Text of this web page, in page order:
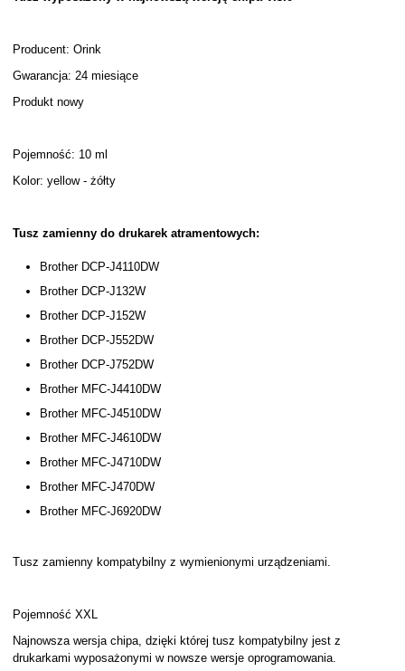
Producent: Orink
Gwarancja: 24 miesiące
Produkt nowy
Pojemność: 10 ml
Kolor: yellow - żółty
Tusz zamienny do drukarek atramentowych:
Brother DCP-J4110DW
Brother DCP-J132W
Brother DCP-J152W
Brother DCP-J552DW
Brother DCP-J752DW
Brother MFC-J4410DW
Brother MFC-J4510DW
Brother MFC-J4610DW
Brother MFC-J4710DW
Brother MFC-J470DW
Brother MFC-J6920DW
Tusz zamienny kompatybilny z wymienionymi urządzeniami.
Pojemność XXL
Najnowsza wersja chipa, dzięki której tusz kompatybilny jest z
drukarkami wyposażonymi w nowsze wersje oprogramowania.